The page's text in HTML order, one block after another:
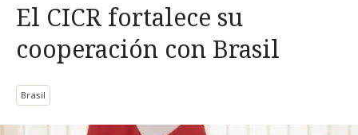
El CICR fortalece su
cooperación con Brasil
Brasil